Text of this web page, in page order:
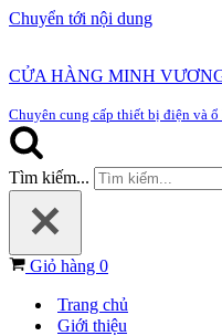
Chuyển tới nội dung
CỬA HÀNG MINH
Chuyên cung cấp thiết bị điện và ổ
Tìm kiếm...
Giỏ hàng 0
Trang chủ
Giới thiệu